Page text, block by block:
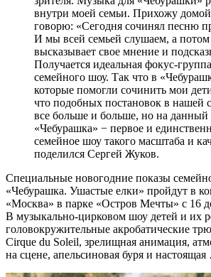
внутри моей семьи. Прихожу домой
говорю: «Сегодня сочинял песню
И мы всей семьей слушаем, а
высказывает свое мнение и
Получается идеальная фокус-
семейного шоу. Так что в
которые помогли сочинить мои
что подобных постановок в нашей
все больше и больше, но на
«Чебурашка» − первое и
семейное шоу такого масштаба и
поделился Сергей Жуков.
Специальные новогодние показы
«Чебурашка. Ушастые елки» пройдут в
«Москва» в парке «Остров Мечты» с 16
В музыкально-цирковом шоу детей и их
головокружительные акробатические
Cirque du Soleil, зрелищная анимация,
на сцене, апельсиновая буря и